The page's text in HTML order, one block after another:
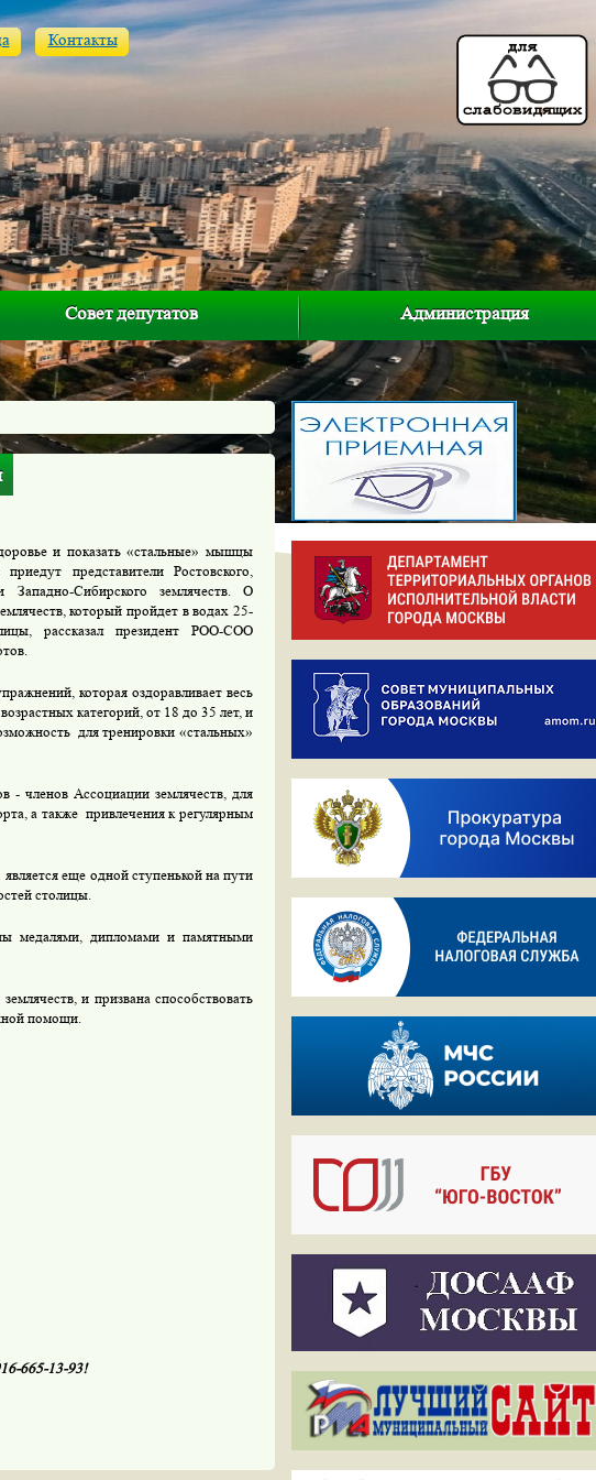
Контакты
Совет депутатов Администрация
и показать «стальные» мышцы
представители Ростовского,
Западно-Сибирского землячеств. О
который пройдет в водах 25-
рассказал президент РОО-СОО
которая оздоравливает весь
категорий, от 18 до 35 лет, и
для тренировки «стальных»
- членов Ассоциации землячеств, для
а также привлечения к регулярным
является еще одной ступенькой на пути
столицы.
медалями, дипломами и памятными
и призвана способствовать
помощи.
665-13-93!